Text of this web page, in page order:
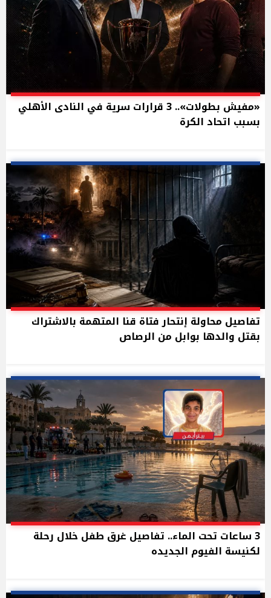
«مفيش بطولات».. 3 قرارات سرية في النادى الأهلي
بسبب اتحاد الكرة
تفاصيل محاولة إنتحار فتاة قنا المتهمة بالاشتراك
بقتل والدها بوابل من الرصاص
3 ساعات تحت الماء.. تفاصيل غرق طفل خلال رحلة
لكنيسة الفيوم الجديده